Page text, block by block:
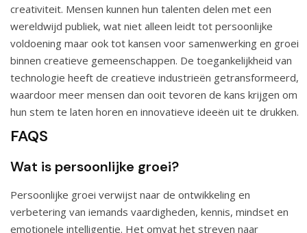
creativiteit. Mensen kunnen hun talenten delen met een
wereldwijd publiek, wat niet alleen leidt tot persoonlijke
voldoening maar ook tot kansen voor samenwerking en groei
binnen creatieve gemeenschappen. De toegankelijkheid van
technologie heeft de creatieve industrieën getransformeerd,
waardoor meer mensen dan ooit tevoren de kans krijgen om
hun stem te laten horen en innovatieve ideeën uit te drukken.
FAQS
Wat is persoonlijke groei?
Persoonlijke groei verwijst naar de ontwikkeling en
verbetering van iemands vaardigheden, kennis, mindset en
emotionele intelligentie. Het omvat het streven naar